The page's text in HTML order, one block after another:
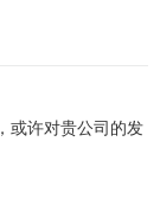
人一样，让他
”
是否可以得
或许对贵公司的发